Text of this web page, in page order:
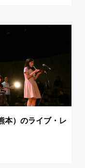
本）のライブ・レ